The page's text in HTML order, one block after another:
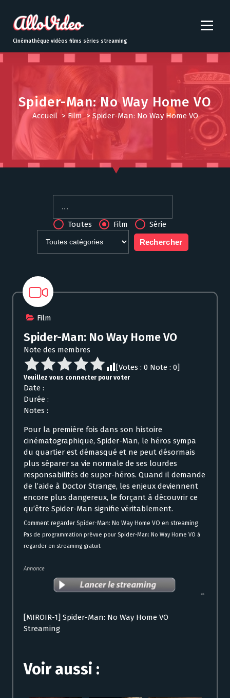
t
o
Cinémathèque vidéos films séries streaming
Spider-Man: No Way Home VO
Accueil> Film> Spider-Man: No Way Home VO
Toutes Film Série
Film
Spider-Man: No Way Home VO
Note des membres
[Votes : 0 Note : 0]
Veuillez vous connecter pour voter
Date :
Durée :
Notes :
Pour la première fois dans son histoire
cinématographique, Spider-Man, le héros sympa
du quartier est démasqué et ne peut désormais
plus séparer sa vie normale de ses lourdes
responsabilités de super-héros. Quand il demande
de l’aide à Doctor Strange, les enjeux deviennent
encore plus dangereux, le forçant à découvrir ce
qu’être Spider-Man signifie véritablement.
Comment regarder Spider-Man: No Way Home VO en streaming
Pas de programmation prévue pour Spider-Man: No Way Home VO à
regarder en streaming gratuit
Annonce
[MIROIR-1] Spider-Man: No Way Home VO
Streaming
Voir aussi :